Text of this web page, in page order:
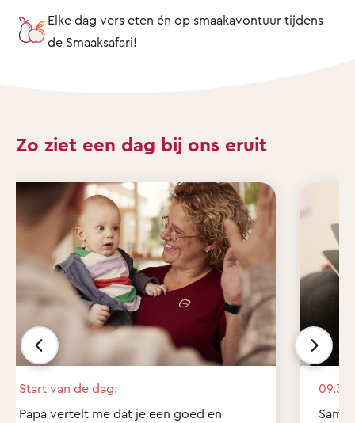
Elke dag vers eten én op smaakavontuur tijdens
de Smaaksafari!
Zo ziet een dag bij ons eruit
Start van de dag:
Papa vertelt me dat je een goed en
09.30